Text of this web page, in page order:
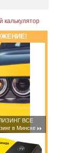
калькулятор
ВСЕ
в Минске